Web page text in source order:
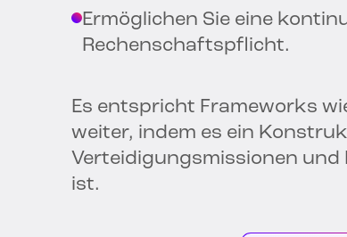
Ermöglichen Sie eine
Rechenschaftspflicht.
Es entspricht Frameworks
weiter, indem es ein
Verteidigungsmissionen
ist.